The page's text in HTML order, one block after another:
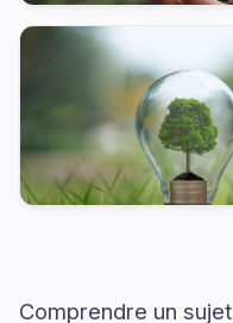
Comprendre un